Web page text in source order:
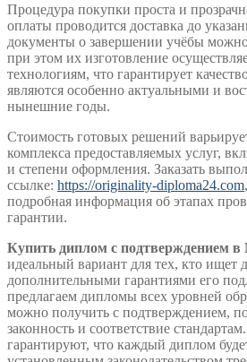
Процедура покупки проста и
оплаты проводится доставка до
документы о завершении учёбы
при этом их изготовление
технологиям, что гарантирует
являются особенно актуальными и
нынешние годы.
Стоимость готовых решений
комплекса предоставляемых услуг,
и степени оформления. Заказать
ссылке: https://originality-diploma24.com
подробная информация об этапах
гарантии.
Купить диплом с подтверждением в
идеальный вариант для тех, кто ищет
дополнительными гарантиями его
предлагаем дипломы всех уровней
можно получить с подтверждением,
законность и соответствие
гарантируют, что каждый диплом